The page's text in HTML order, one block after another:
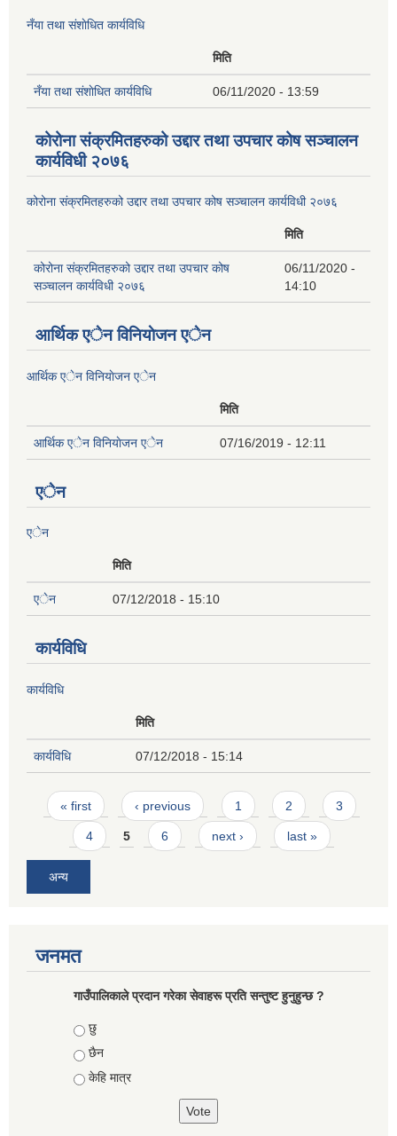
नँया तथा स‌ंशाेधित कार्यविधि
मिति
नँया तथा स‌ंशाेधित कार्यविधि 06/11/2020 - 13:59
कोरोना संक्रमितहरुको उद्दार तथा उपचार कोष सञ्चालन
कार्यविधी २०७६
कोरोना संक्रमितहरुको उद्दार तथा उपचार कोष सञ्चालन कार्यविधी २०७६
मिति
कोरोना संक्रमितहरुको उद्दार तथा उपचार कोष
सञ्चालन कार्यविधी २०७६
06/11/2020 -
14:10
आर्थिक एेन विनियाेजन एेन
आर्थिक एेन विनियाेजन एेन
मिति
आर्थिक एेन विनियाेजन एेन 07/16/2019 - 12:11
एेन
एेन
मिति
एेन 07/12/2018 - 15:10
कार्यविधि
कार्यविधि
मिति
कार्यविधि 07/12/2018 - 15:14
Pages
« first ‹ previous 1 2 3
4 5 6 next › last »
अन्य
जनमत
गाउँपालिकाले प्रदान गरेका सेवाहरू प्रति सन्तुष्ट हुनुहुन्छ ?
Choices
छु
छैन
केहि मात्र